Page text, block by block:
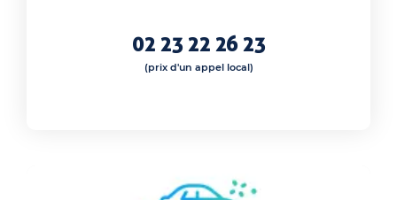
02 23 22 26 23
(prix d'un appel local)